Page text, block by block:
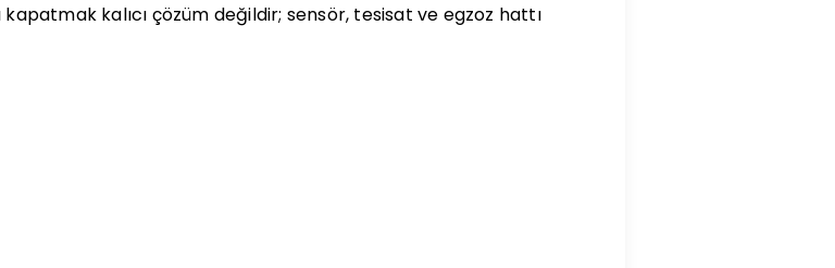
kapatmak kalıcı çözüm değildir; sensör, tesisat ve egzoz hattı